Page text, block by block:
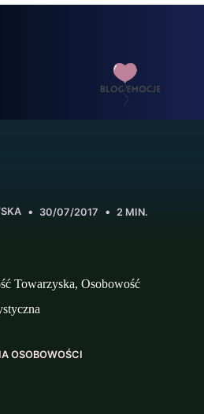
30/07/2017 2 MIN.
Towarzyska, Osobowość
OSOBOWOŚCI